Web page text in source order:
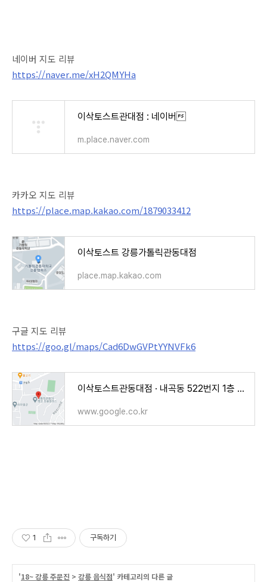
네이버 지도 리뷰
https://naver.me/xH2QMYHa
이삭토스트관대점 : 네이버
m.place.naver.com
카카오 지도 리뷰
https://place.map.kakao.com/1879033412
이삭토스트 강릉가톨릭관동대점
place.map.kakao.com
구글 지도 리뷰
https://goo.gl/maps/Cad6DwGVPtYYNVFk6
이삭토스트관동대점 · 내곡동 522번지 1층 103호 랜드마크타워 창조관 강릉시 강원도 KR
www.google.co.kr
1 구독하기
'18~ 강릉 주문진 > 강릉 음식점' 카테고리의 다른 글